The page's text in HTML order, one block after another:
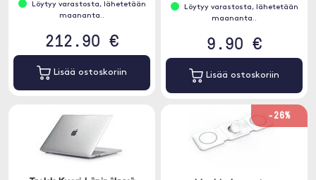
Löytyy varastosta, lähetetään
maananta..
212.90 €
Lisää ostoskoriin
Löytyy varastosta, lähetetään
maananta..
9.90 €
Lisää ostoskoriin
-26%